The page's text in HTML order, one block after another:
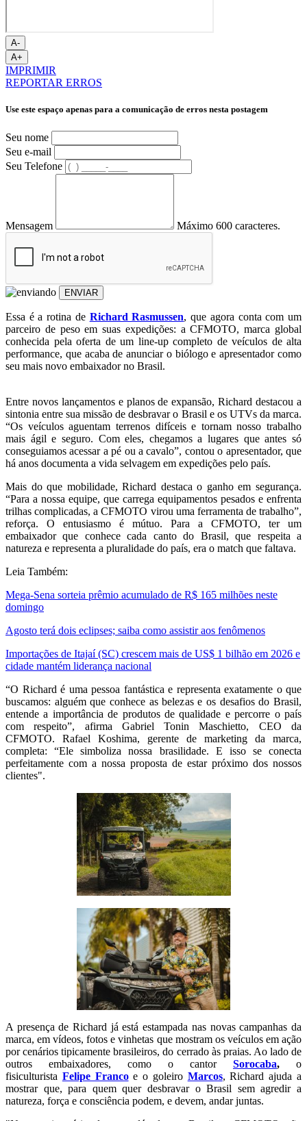
A-
A+
IMPRIMIR
REPORTAR ERROS
Use este espaço apenas para a comunicação de erros nesta postagem
Seu nome
Seu e-mail
Seu Telefone
Mensagem Máximo 600 caracteres.
ENVIAR
Essa é a rotina de Richard Rasmussen, que agora conta com um
parceiro de peso em suas expedições: a CFMOTO, marca global
conhecida pela oferta de um line-up completo de veículos de alta
performance, que acaba de anunciar o biólogo e apresentador como
seu mais novo embaixador no Brasil.
Entre novos lançamentos e planos de expansão, Richard destacou a
sintonia entre sua missão de desbravar o Brasil e os UTVs da marca.
“Os veículos aguentam terrenos difíceis e tornam nosso trabalho
mais ágil e seguro. Com eles, chegamos a lugares que antes só
conseguiamos acessar a pé ou a cavalo”, contou o apresentador, que
há anos documenta a vida selvagem em expedições pelo país.
Mais do que mobilidade, Richard destaca o ganho em segurança.
“Para a nossa equipe, que carrega equipamentos pesados e enfrenta
trilhas complicadas, a CFMOTO virou uma ferramenta de trabalho”,
reforça. O entusiasmo é mútuo. Para a CFMOTO, ter um
embaixador que conhece cada canto do Brasil, que respeita a
natureza e representa a pluralidade do país, era o match que faltava.
Leia Também:
Mega-Sena sorteia prêmio acumulado de R$ 165 milhões neste
domingo
Agosto terá dois eclipses; saiba como assistir aos fenômenos
Importações de Itajaí (SC) crescem mais de US$ 1 bilhão em 2026 e
cidade mantém liderança nacional
“O Richard é uma pessoa fantástica e representa exatamente o que
buscamos: alguém que conhece as belezas e os desafios do Brasil,
entende a importância de produtos de qualidade e percorre o país
com respeito”, afirma Gabriel Tonin Maschietto, CEO da
CFMOTO. Rafael Koshima, gerente de marketing da marca,
completa: “Ele simboliza nossa brasilidade. E isso se conecta
perfeitamente com a nossa proposta de estar próximo dos nossos
clientes".
A presença de Richard já está estampada nas novas campanhas da
marca, em vídeos, fotos e vinhetas que mostram os veículos em ação
por cenários tipicamente brasileiros, do cerrado às praias. Ao lado de
outros embaixadores, como o cantor Sorocaba, o
fisiculturista Felipe Francoe o goleiro Marcos, Richard ajuda a
mostrar que, para quem quer desbravar o Brasil sem agredir a
natureza, força e consciência podem, e devem, andar juntas.